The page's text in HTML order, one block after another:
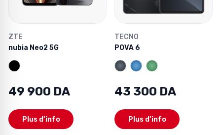
ZTE
nubia Neo2 5G
49 900 DA
Plus d’info
TECNO
POVA 6
43 300 DA
Plus d’info